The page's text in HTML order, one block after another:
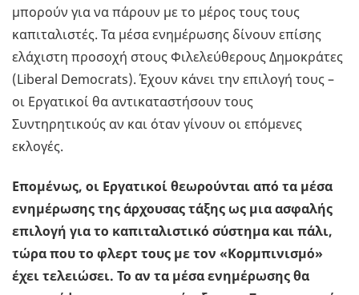
μπορούν για να πάρουν με το μέρος τους τους
καπιταλιστές. Τα μέσα ενημέρωσης δίνουν επίσης
ελάχιστη προσοχή στους Φιλελεύθερους Δημοκράτες
(Liberal Democrats). Έχουν κάνει την επιλογή τους –
οι Εργατικοί θα αντικαταστήσουν τους
Συντηρητικούς αν και όταν γίνουν οι επόμενες
εκλογές.
Επομένως, οι Εργατικοί θεωρούνται από τα μέσα
ενημέρωσης της άρχουσας τάξης ως μια ασφαλής
επιλογή για το καπιταλιστικό σύστημα και πάλι,
τώρα που το φλερτ τους με τον «Κορμπινισμό»
έχει τελειώσει. Το αν τα μέσα ενημέρωσης θα